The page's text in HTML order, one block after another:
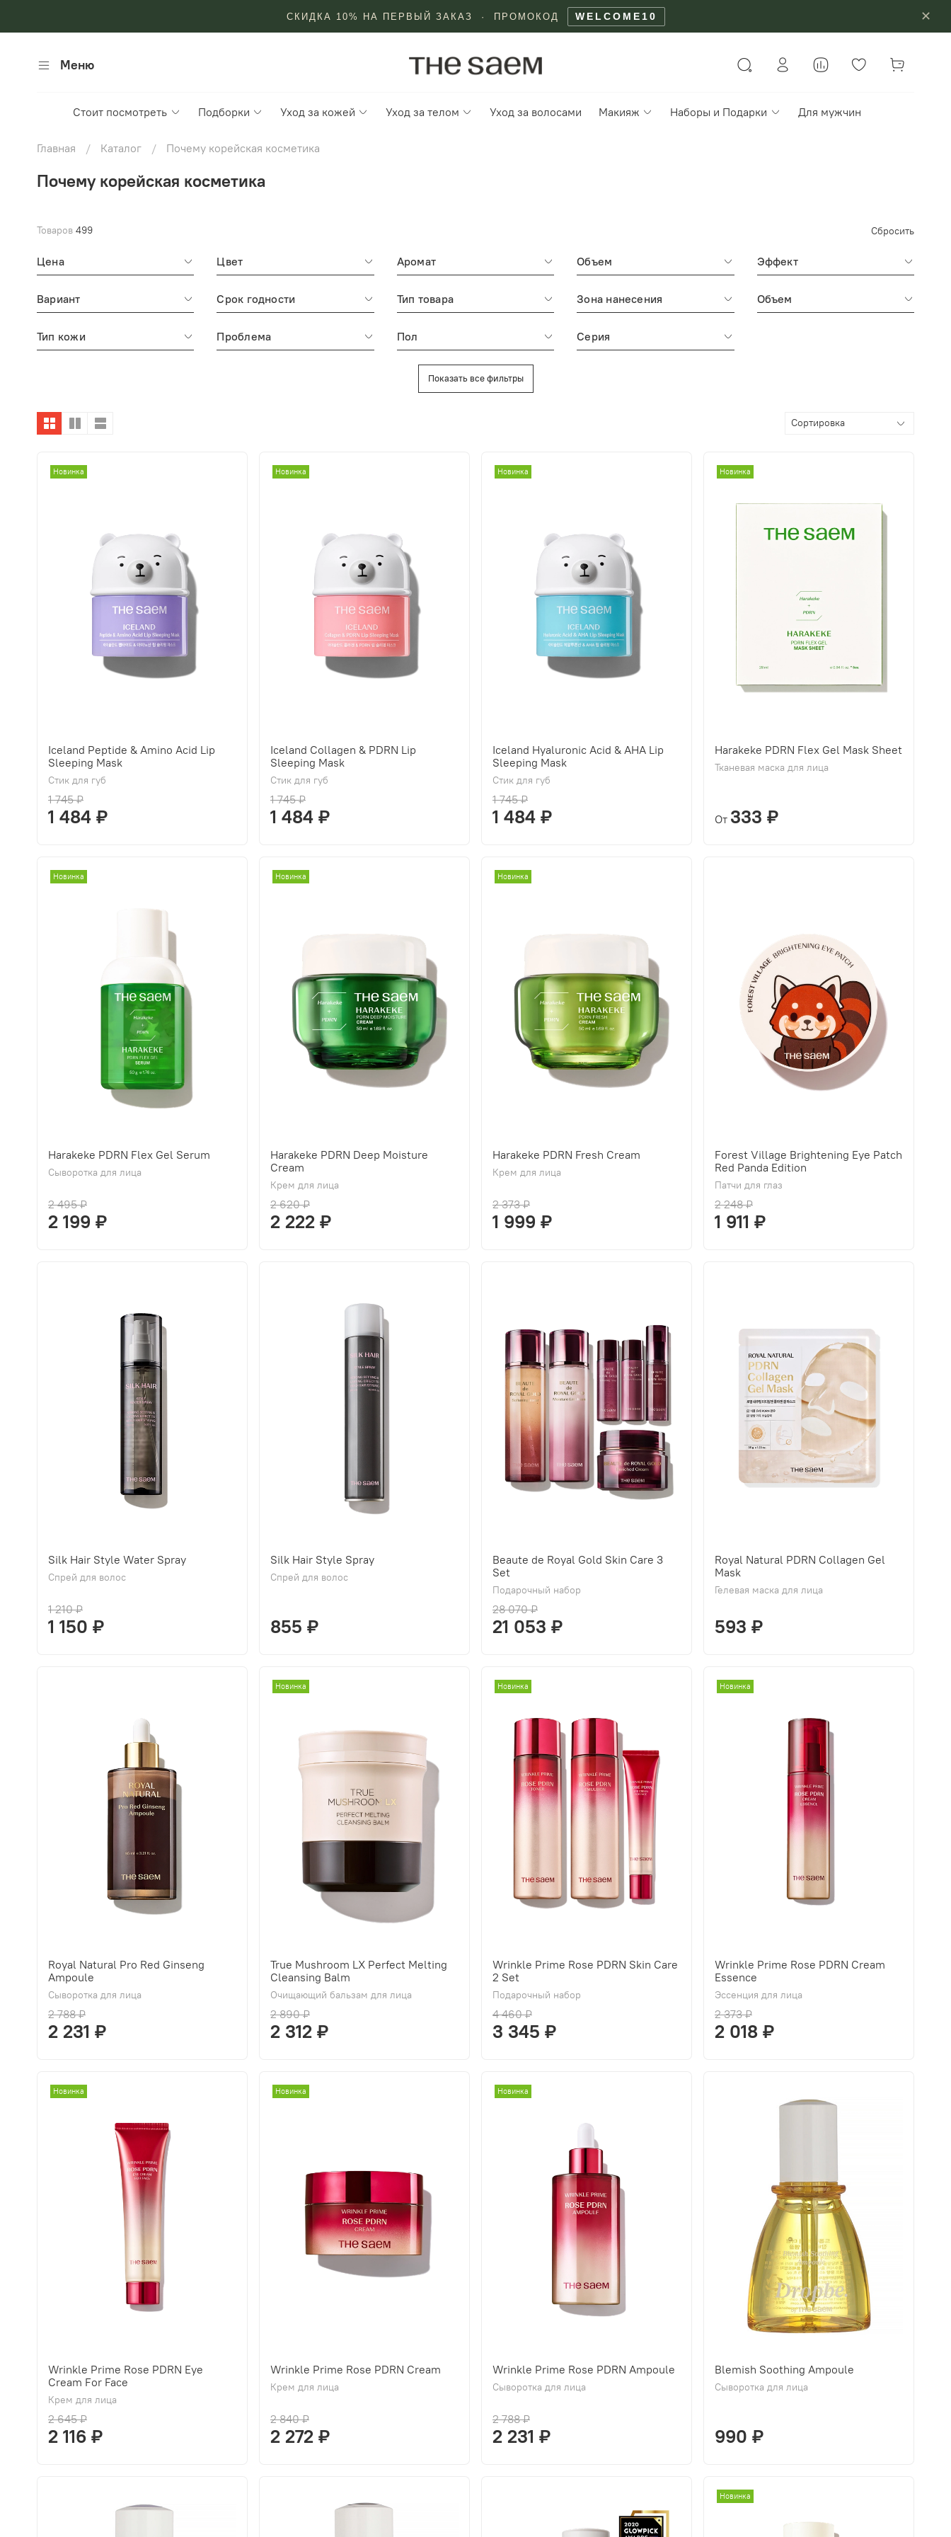
СКИДКА 10% НА ПЕРВЫЙ ЗАКАЗ · ПРОМОКОД WELCOME10 ✕
Меню
Стоит посмотреть Подборки Уход за кожей Уход за телом Уход за волосами Макияж Наборы и Подарки Для мужчин
Главная Каталог Почему корейская косметика
Почему корейская косметика
Товаров 499 Сбросить
Цена Цвет Аромат Объем Эффект
Вариант Срок годности Тип товара Зона нанесения Объем
Тип кожи Проблема Пол Серия
Показать все фильтры
Новинка
Iceland Peptide & Amino Acid Lip
Sleeping Mask
Стик для губ
1 745 ₽
1 484 ₽
Новинка
Iceland Collagen & PDRN Lip
Sleeping Mask
Стик для губ
1 745 ₽
1 484 ₽
Новинка
Iceland Hyaluronic Acid & AHA Lip
Sleeping Mask
Стик для губ
1 745 ₽
1 484 ₽
Новинка
Harakeke PDRN Flex Gel Mask Sheet
Тканевая маска для лица
От 333 ₽
Новинка
Harakeke PDRN Flex Gel Serum
Сыворотка для лица
2 495 ₽
2 199 ₽
Новинка
Harakeke PDRN Deep Moisture
Cream
Крем для лица
2 620 ₽
2 222 ₽
Новинка
Harakeke PDRN Fresh Cream
Крем для лица
2 373 ₽
1 999 ₽
Forest Village Brightening Eye Patch
Red Panda Edition
Патчи для глаз
2 248 ₽
1 911 ₽
Silk Hair Style Water Spray
Спрей для волос
1 210 ₽
1 150 ₽
Silk Hair Style Spray
Спрей для волос
855 ₽
Beaute de Royal Gold Skin Care 3
Set
Подарочный набор
28 070 ₽
21 053 ₽
Royal Natural PDRN Collagen Gel
Mask
Гелевая маска для лица
593 ₽
Royal Natural Pro Red Ginseng
Ampoule
Сыворотка для лица
2 788 ₽
2 231 ₽
Новинка
True Mushroom LX Perfect Melting
Cleansing Balm
Очищающий бальзам для лица
2 890 ₽
2 312 ₽
Новинка
Wrinkle Prime Rose PDRN Skin Care
2 Set
Подарочный набор
4 460 ₽
3 345 ₽
Новинка
Wrinkle Prime Rose PDRN Cream
Essence
Эссенция для лица
2 373 ₽
2 018 ₽
Новинка
Wrinkle Prime Rose PDRN Eye
Cream For Face
Крем для лица
2 645 ₽
2 116 ₽
Новинка
Wrinkle Prime Rose PDRN Cream
Крем для лица
2 840 ₽
2 272 ₽
Новинка
Wrinkle Prime Rose PDRN Ampoule
Сыворотка для лица
2 788 ₽
2 231 ₽
Blemish Soothing Ampoule
Сыворотка для лица
990 ₽
Новинка